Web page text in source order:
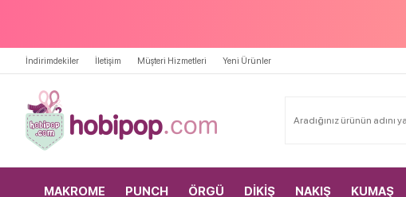
İndirimdekiler İletişim Müşteri Hizmetleri Yeni Ürünler
MAKROME PUNCH ÖRGÜ DİKİŞ NAKIŞ KUMAŞ